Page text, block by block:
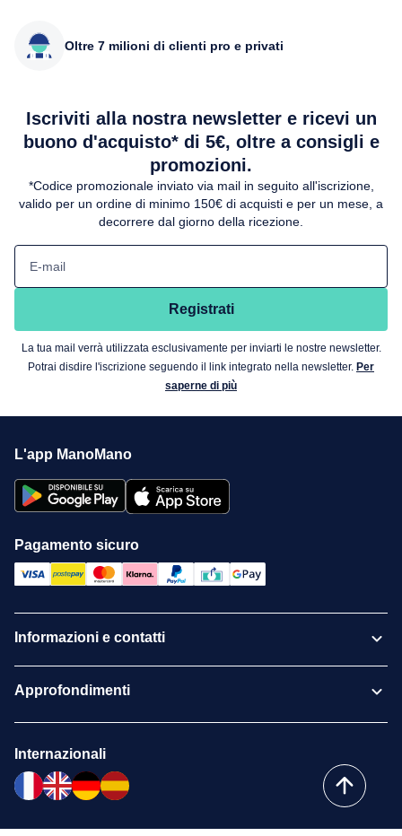
Oltre 7 milioni di clienti pro e privati
Iscriviti alla nostra newsletter e ricevi un
buono d'acquisto* di 5€, oltre a consigli e
promozioni.
*Codice promozionale inviato via mail in seguito all'iscrizione,
valido per un ordine di minimo 150€ di acquisti e per un mese, a
decorrere dal giorno della ricezione.
E-mail
Registrati
La tua mail verrà utilizzata esclusivamente per inviarti le nostre newsletter.
Potrai disdire l'iscrizione seguendo il link integrato nella newsletter. Per
saperne di più
L'app ManoMano
Pagamento sicuro
Informazioni e contatti
Approfondimenti
Internazionali